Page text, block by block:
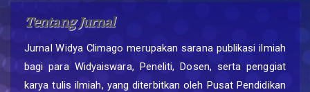
Bilah
Samping
Tentang Jurnal
Jurnal Widya Climago merupakan sarana publikasi ilmiah
bagi para Widyaiswara, Peneliti, Dosen, serta penggiat
karya tulis ilmiah, yang diterbitkan oleh Pusat Pendidikan